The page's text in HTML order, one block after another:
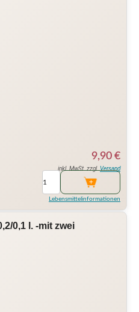
9,90 €
inkl. MwSt. zzgl. Versand
Lebensmittelinformationen
0,1 l. -mit zwei